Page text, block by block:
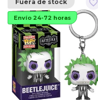
favorite_border
Fuera de stock
Envío 24-72 horas